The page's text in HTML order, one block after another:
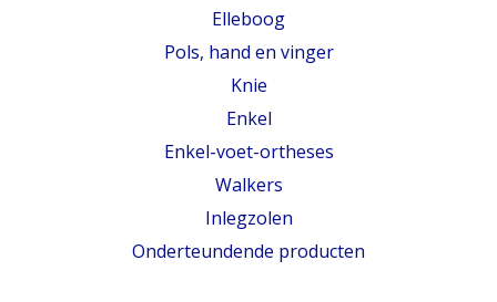
Elleboog
Pols, hand en vinger
Knie
Enkel
Enkel-voet-ortheses
Walkers
Inlegzolen
Onderteundende producten